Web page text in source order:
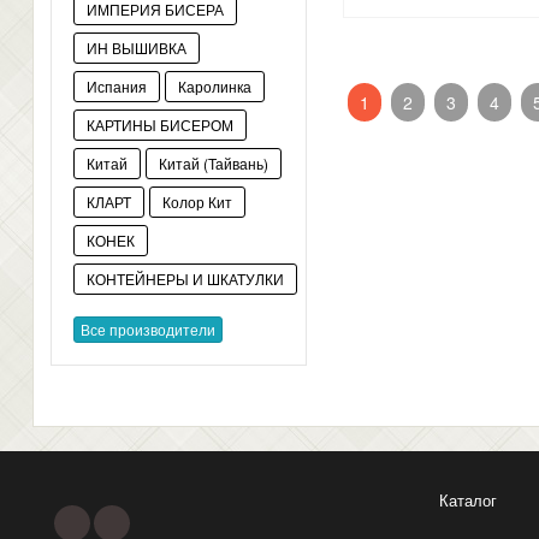
ИМПЕРИЯ БИСЕРА
ИН ВЫШИВКА
Испания
Каролинка
КАРТИНЫ БИСЕРОМ
Китай
Китай (Тайвань)
КЛАРТ
Колор Кит
КОНЕК
КОНТЕЙНЕРЫ И ШКАТУЛКИ
Все производители
1 2 3 4
Каталог